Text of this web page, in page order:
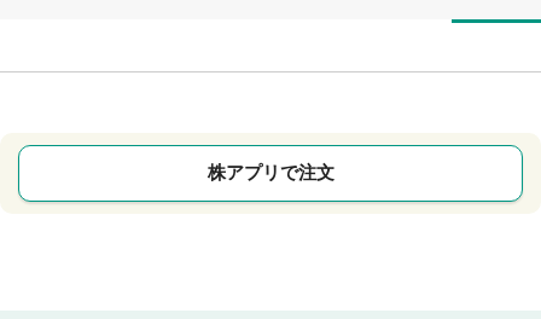
株アプリで注文